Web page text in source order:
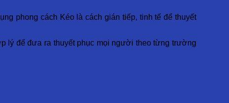
phong cách Kéo là cách gián tiếp, tinh tế để thuyết
lý để đưa ra thuyết phục mọi người theo từng trường